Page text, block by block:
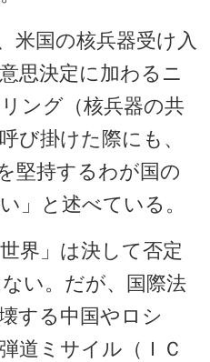
米国の核兵器受け入
思決定に加わるニ
ング（核兵器の共
び掛けた際にも、
堅持するわが国の
」と述べている。
界」は決して否定
い。だが、国際法
する中国やロシ
道ミサイル（ＩＣ